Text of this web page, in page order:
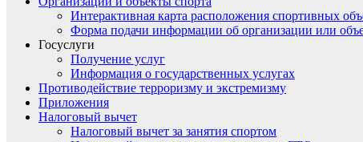
Интерактивная карта расположения спортивных
Форма подачи информации об организации или
Госуслуги
Получение услуг
Информация о государственных услугах
Противодействие терроризму и экстремизму
Приложения
Налоговый вычет
Налоговый вычет за занятия спортом